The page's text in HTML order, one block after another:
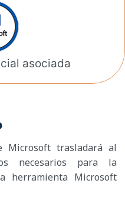
asociada
Microsoft trasladará al
necesarios para la
herramienta Microsoft